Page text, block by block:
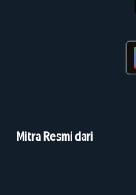
Mitra Resmi dari